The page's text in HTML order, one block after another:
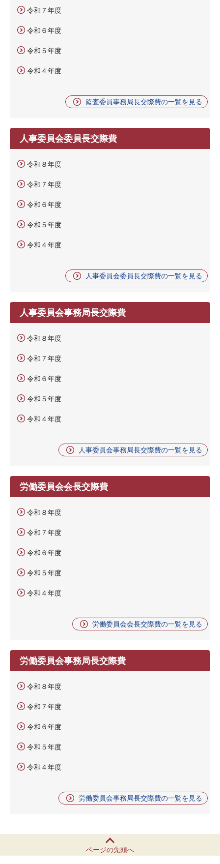
令和７年度
令和６年度
令和５年度
令和４年度
監査委員事務局長交際費の一覧を見る
人事委員会委員長交際費
令和８年度
令和７年度
令和６年度
令和５年度
令和４年度
人事委員会委員長交際費の一覧を見る
人事委員会事務局長交際費
令和８年度
令和７年度
令和６年度
令和５年度
令和４年度
人事委員会事務局長交際費の一覧を見る
労働委員会会長交際費
令和８年度
令和７年度
令和６年度
令和５年度
令和４年度
労働委員会会長交際費の一覧を見る
労働委員会事務局長交際費
令和８年度
令和７年度
令和６年度
令和５年度
令和４年度
労働委員会事務局長交際費の一覧を見る
ページの先頭へ